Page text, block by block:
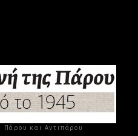
Πάρου και Αντιπάρου